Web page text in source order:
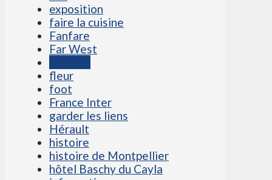
exposition
faire la cuisine
Fanfare
Far West
fleur
foot
France Inter
garder les liens
Hérault
histoire
histoire de Montpellier
hôtel Baschy du Cayla